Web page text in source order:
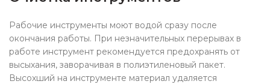
Рабочие инструменты моют водой сразу после
окончания работы. При незначительных перерывах в
работе инструмент рекомендуется предохранять от
высыхания, заворачивая в полиэтиленовый пакет.
Высохший на инструменте материал удаляется